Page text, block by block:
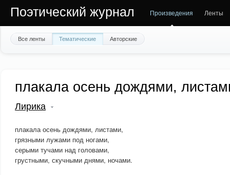
Поэтический журнал Произведения Ленты
Все ленты Тематические Авторские
плакала осень дождями,
Лирика
плакала осень дождями, листами,
грязными лужами под ногами,
серыми тучами над головами,
грустными, скучными днями, ночами.